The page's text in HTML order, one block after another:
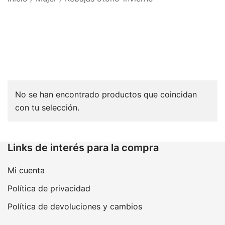
No se han encontrado productos que coincidan
con tu selección.
Links de interés para la compra
Mi cuenta
Política de privacidad
Política de devoluciones y cambios